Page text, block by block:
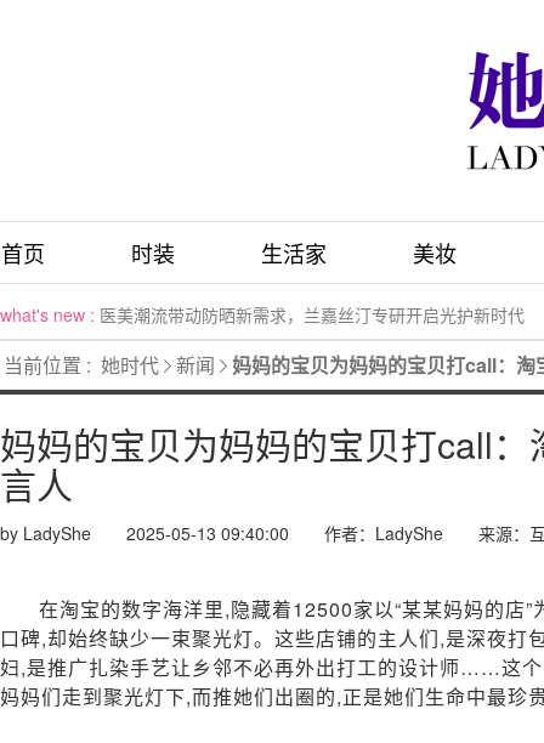
首页 时装 生活家 美妆
what's new : 医美潮流带动防晒新需求，兰嘉丝汀专研开启光护新时代
what's new : 维绎丝™亮相32届生活用纸展，开启非织造布产业无限可能
what's new : 探索瑞士院线级焕白 Swissline施维兰倾献三源光愈矩阵
what's new : 克洛特防脱山姆上市两周年：科学守护健康，品质赢得信赖
what's new : YSL圣罗兰美妆公益「亲密有界 爱无界」全球发布全新微
what's new :
what's new :
节日礼遇 快乐加倍 Clinique倩碧x Hello Kitty限定合作款礼
当前位置 : 她时代 新闻 妈妈的宝贝为妈妈的宝贝打call：
妈妈的宝贝为妈妈的宝贝打call
言人
by LadyShe 2025-05-13 09:40:00 作者：LadyShe 来源：
在淘宝的数字海洋里,隐藏着12500家以“某某妈妈的店
口碑,却始终缺少一束聚光灯。这些店铺的主人们,是深夜
妇,是推广扎染手艺让乡邻不必再外出打工的设计师……这
妈妈们走到聚光灯下,而推她们出圈的,正是她们生命中最珍